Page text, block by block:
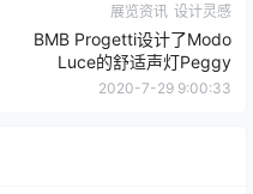
展览资讯 设计灵感
BMB Progetti设计了Modo
Luce的舒适声灯Peggy
2020-7-29 9:00:33